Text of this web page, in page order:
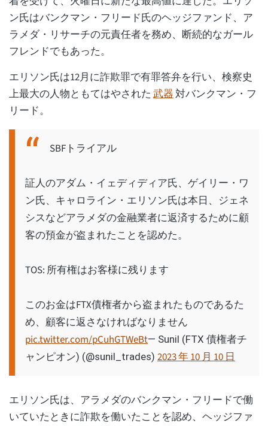
ン氏はバンクマン・フリード氏のヘッジファンド、ア
ラメダ・リサーチの元責任者を務め、断続的なガール
フレンドでもあった。
エリソン氏は12月に詐欺罪で有罪答弁を行い、検察史
上最大の人物ともてはやされた武器対バンクマン・フ
リード。
SBFトライアル
証人のアダム・イェディディア氏、ゲイリー・ワ
ン氏、キャロライン・エリソン氏は本日、ジェネ
シスなどアラメダの金融業者に返済するために顧
客の預金が盗まれたことを認めた。
TOS: 所有権はお客様に残ります
このお金はFTX債権者から盗まれたものであるた
め、顧客に返さなければなりません
pic.twitter.com/pCuhGTWeBt— Sunil (FTX 債権者チ
ャンピオン) (@sunil_trades) 2023 年 10 月 10 日
エリソン氏は、アラメダのバンクマン・フリードで働
いていたときに詐欺を働いたことを認め、ヘッジファ